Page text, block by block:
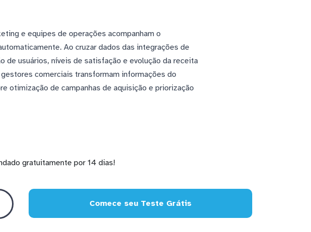
e equipes de operações acompanham o
Ao cruzar dados das integrações de
de usuários, níveis de satisfação e evolução da receita
comerciais transformam informações do
otimização de campanhas de aquisição e priorização
gratuitamente por 14 dias!
Comece seu Teste Grátis